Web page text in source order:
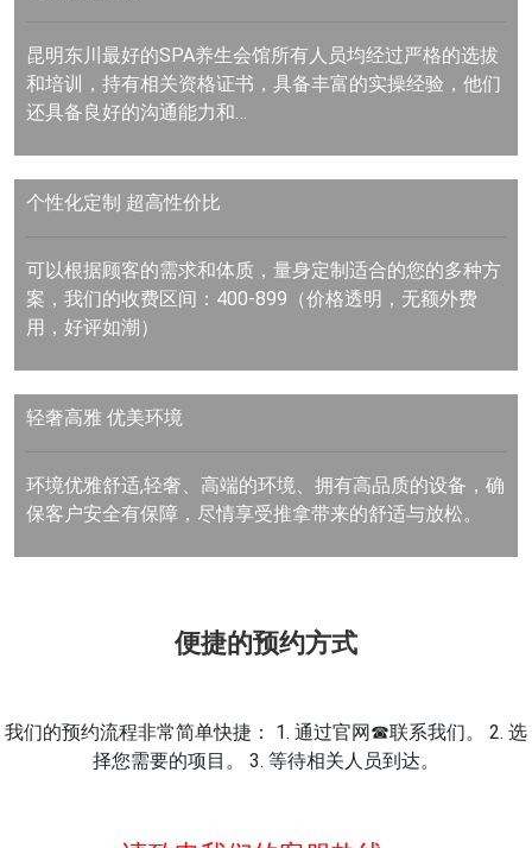
昆明东川最好的SPA养生会馆所有人员均经过严格的选拔
和培训，持有相关资格证书，具备丰富的实操经验，他们
还具备良好的沟通能力和…
个性化定制 超高性价比
可以根据顾客的需求和体质，量身定制适合的您的多种方
案，我们的收费区间：400-899（价格透明，无额外费
用，好评如潮）
轻奢高雅优美环境
环境优雅舒适,轻奢、高端的环境、拥有高品质的设备，确
保客户安全有保障，尽情享受推拿带来的舒适与放松。
便捷的预约方式
我们的预约流程非常简单快捷： 1. 通过官网☎联系我们。 2. 选
择您需要的项目。 3. 等待相关人员到达。